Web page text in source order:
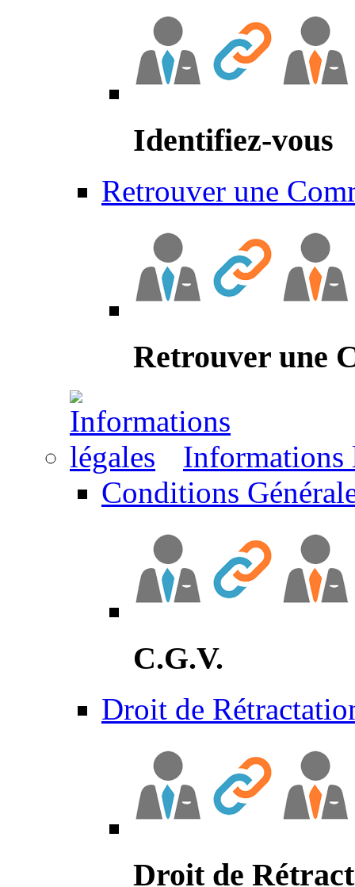
Identifiez-vous
Retrouver une
Retrouver une
Informations
Conditions
C.G.V.
Droit de
Droit de